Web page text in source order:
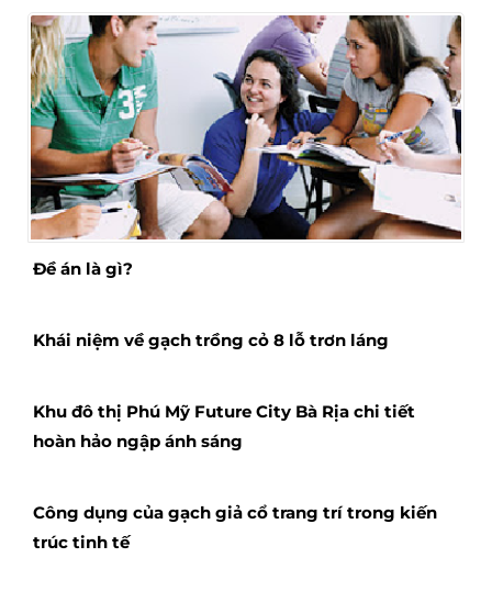
Đề án là gì?
Khái niệm về gạch trồng cỏ 8 lỗ trơn láng
Khu đô thị Phú Mỹ Future City Bà Rịa chi tiết
hoàn hảo ngập ánh sáng
Công dụng của gạch giả cổ trang trí trong kiến
trúc tinh tế